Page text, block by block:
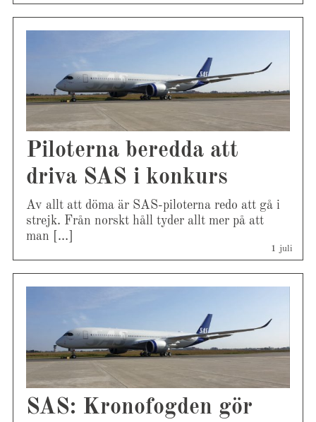
Piloterna beredda att
driva SAS i konkurs
Av allt att döma är SAS-piloterna redo att gå i
strejk. Från norskt håll tyder allt mer på att
man […]
1 juli
SAS: Kronofogden gör